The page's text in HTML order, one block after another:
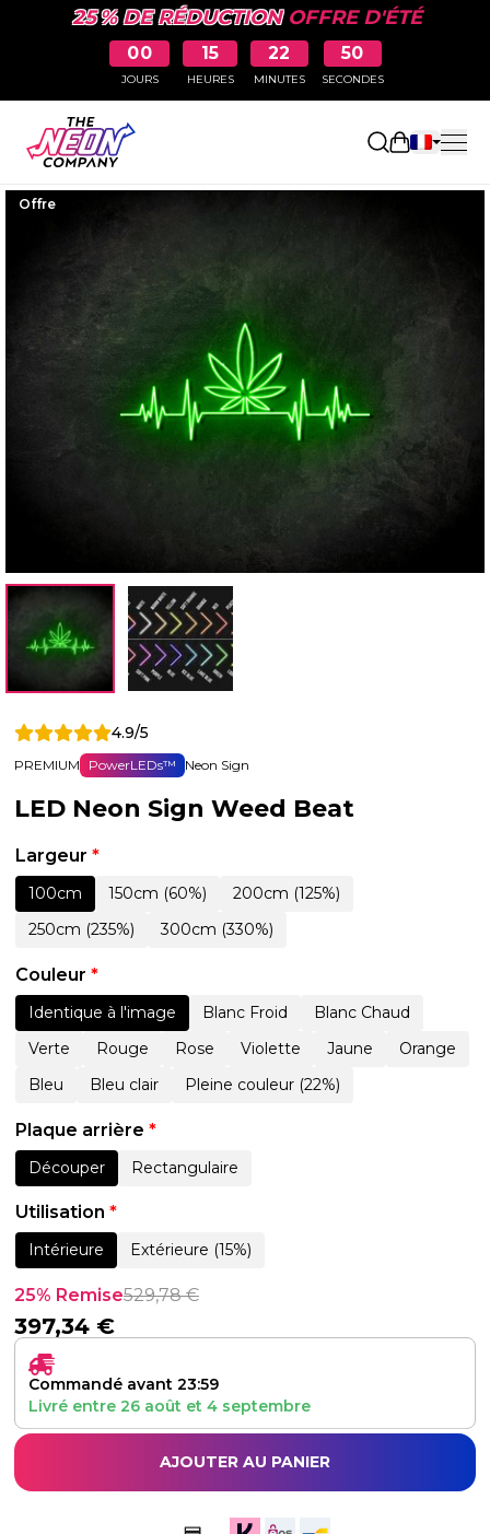
25 % DE RÉDUCTIONOFFRE D'ÉTÉ
00
JOURS
15
HEURES
22
MINUTES
49
SECONDES
Ouvrir le
Offre
4.9/5
PREMIUM PowerLEDs™ Neon Sign
LED Neon Sign Weed Beat
Largeur *
100cm 150cm (60%)
200cm (125%)
250cm (235%)
300cm (330%)
Couleur *
Identique à l'image Blanc Froid
Blanc Chaud
Verte
Rouge Rose Violette Jaune
Orange
Bleu
Bleu clair Pleine couleur (22%)
Plaque arrière *
Découper Rectangulaire
Utilisation *
Intérieure Extérieure (15%)
25% Remise529,78€
397,34 €
Commandé avant 23:59
Livré entre 26 août et 4 septembre
AJOUTER AU PANIER